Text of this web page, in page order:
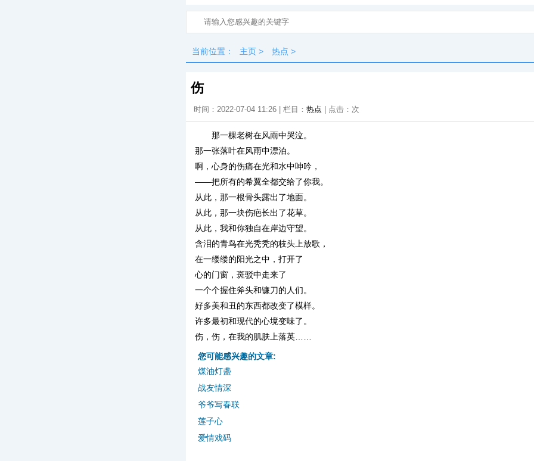
当前位置： 主页 > 热点 >
伤
时间：2022-07-04 11:26 | 栏目： 热点 | 点击： 次
那一棵老树在风雨中哭泣。
那一张落叶在风雨中漂泊。
啊，心身的伤痛在光和水中呻吟，
——把所有的希翼全都交给了你我。
从此，那一根骨头露出了地面。
从此，那一块伤疤长出了花草。
从此，我和你独自在岸边守望。
含泪的青鸟在光秃秃的枝头上放歌，
在一缕缕的阳光之中，打开了
心的门窗，斑驳中走来了
一个个握住斧头和镰刀的人们。
好多美和丑的东西都改变了模样。
许多最初和现代的心境变味了。
伤，伤，在我的肌肤上落英……
您可能感兴趣的文章:
煤油灯盏
战友情深
爷爷写春联
莲子心
爱情戏码